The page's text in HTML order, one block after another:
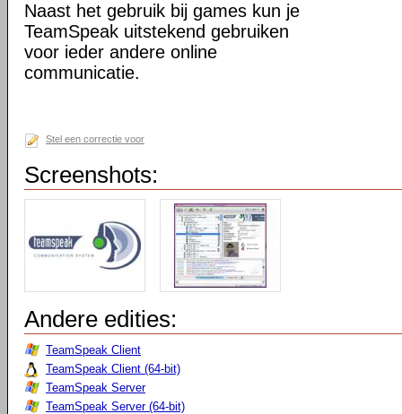
Naast het gebruik bij games kun je
TeamSpeak uitstekend gebruiken
voor ieder andere online
communicatie.
Stel een correctie voor
Screenshots:
Andere edities:
TeamSpeak Client
TeamSpeak Client (64-bit)
TeamSpeak Server
TeamSpeak Server (64-bit)